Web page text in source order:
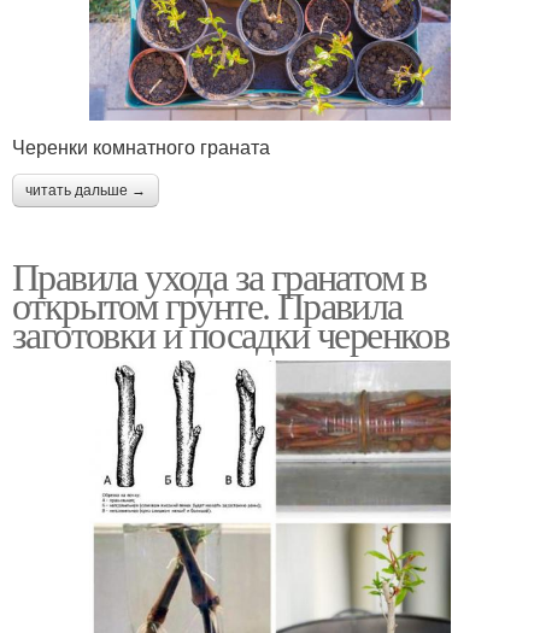
Черенки комнатного граната
читать дальше →
Правила ухода за гранатом в
открытом грунте. Правила
заготовки и посадки черенков